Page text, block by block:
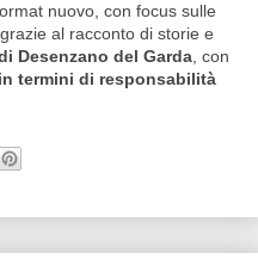
nuovo, con focus sulle
al racconto di storie e
Desenzano del Garda, con
termini di responsabilità